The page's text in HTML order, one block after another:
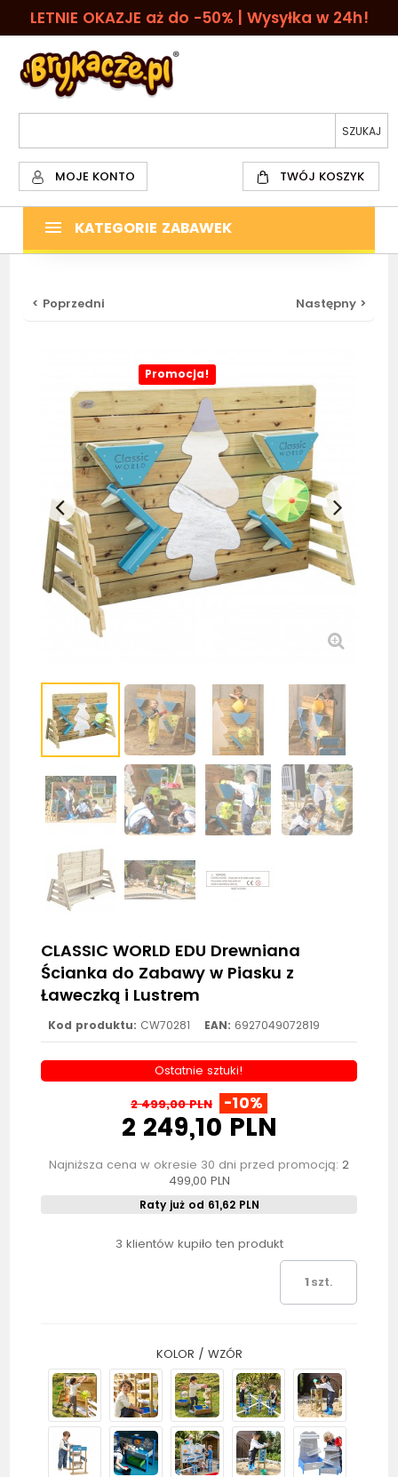
LETNIE OKAZJE aż do -50% | Wysyłka w 24h!
MOJE KONTO TWÓJ KOSZYK
KATEGORIE ZABAWEK
< Poprzedni Następny >
Promocja!
CLASSIC WORLD EDU Drewniana
Ścianka do Zabawy w Piasku z
Ławeczką i Lustrem
Kod produktu: CW70281 EAN: 6927049072819
Ostatnie sztuki!
2 499,00 PLN
-10%
2 249,10 PLN
Najniższa cena w okresie 30 dni przed promocją: 2
499,00 PLN
Raty już od 61,62 PLN
3 klientów kupiło ten produkt
szt.
KOLOR / WZÓR